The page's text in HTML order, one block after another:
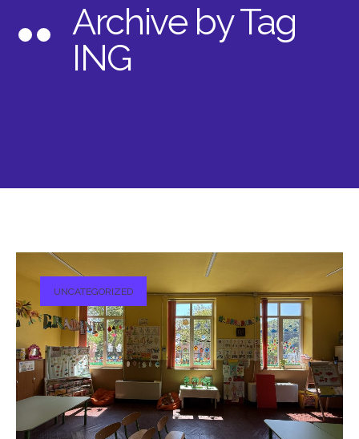
Archive by Tag
ING
UNCATEGORIZED